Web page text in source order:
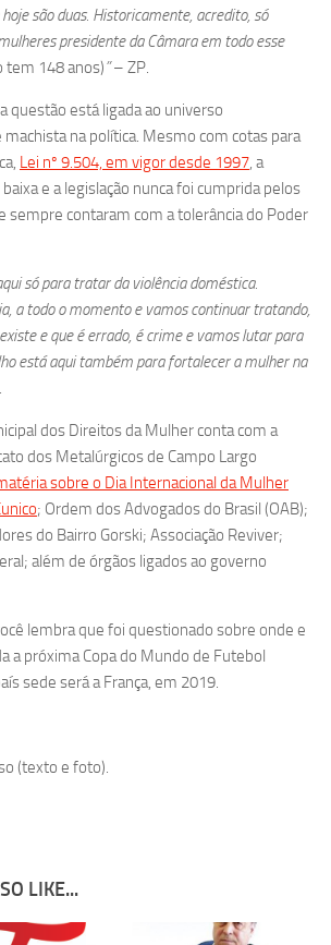
são duas. Historicamente, acredito, só
presidente da Câmara em todo esse
tem 148 anos)”– ZP.
questão está ligada ao universo
na política. Mesmo com cotas para
Lei nº 9.504, em vigor desde 1997, a
e a legislação nunca foi cumprida pelos
sempre contaram com a tolerância do Poder
só para tratar da violência doméstica.
a todo o momento e vamos continuar tratando,
e que é errado, é crime e vamos lutar para
está aqui também para fortalecer a mulher na
dos Direitos da Mulher conta com a
dos Metalúrgicos de Campo Largo
sobre o Dia Internacional da Mulher
; Ordem dos Advogados do Brasil (OAB);
do Bairro Gorski; Associação Reviver;
além de órgãos ligados ao governo
lembra que foi questionado sobre onde e
a próxima Copa do Mundo de Futebol
sede será a França, em 2019.
(texto e foto).
LIKE...